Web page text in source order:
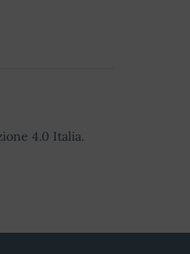
4.0 Italia.